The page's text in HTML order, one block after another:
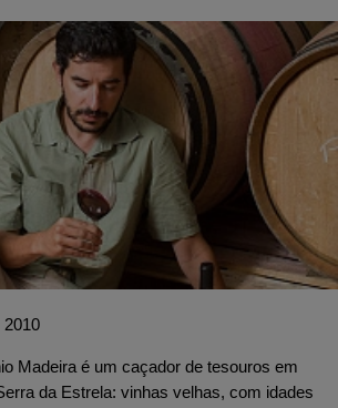
2010
Madeira é um caçador de tesouros em
da Estrela: vinhas velhas, com idades